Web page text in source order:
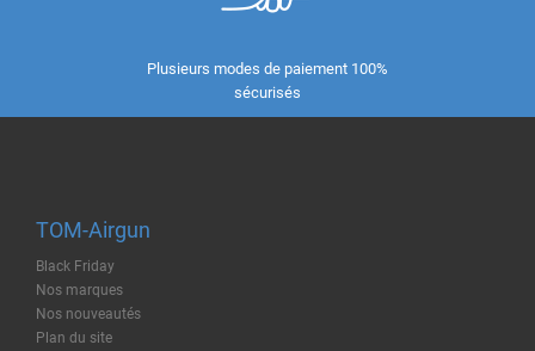
Plusieurs modes de paiement 100%
sécurisés
TOM-Airgun
Black Friday
Nos marques
Nos nouveautés
Plan du site